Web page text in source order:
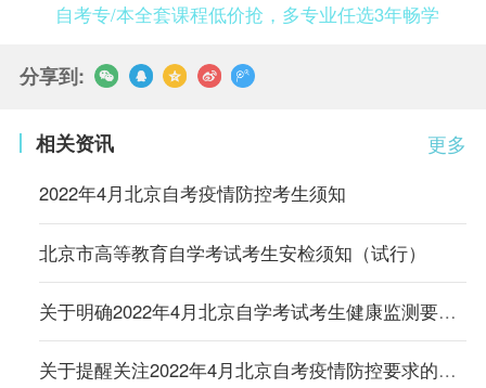
自考专/本全套课程低价抢，多专业任选3年畅学
分享到:
更多
相关资讯
2022年4月北京自考疫情防控考生须知
北京市高等教育自学考试考生安检须知（试行）
关于明确2022年4月北京自学考试考生健康监测要求的通知
关于提醒关注2022年4月北京自考疫情防控要求的通知